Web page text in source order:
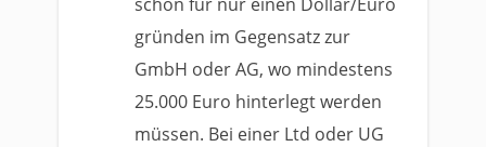
gründen im Gegensatz zur
GmbH oder AG, wo mindestens
25.000 Euro hinterlegt werden
müssen. Bei einer Ltd oder UG